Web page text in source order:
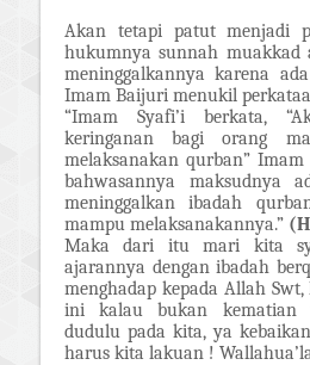
Akan tetapi patut menjadi
hukumnya sunnah muakkad
meninggalkannya karena
Imam Baijuri menukil
“Imam Syafi’i berkata,
keringanan bagi orang
melaksanakan qurban”
bahwasannya maksudnya
meninggalkan ibadah
mampu melaksanakannya.”
Maka dari itu mari kita
ajarannya dengan ibadah
menghadap kepada Allah
ini kalau bukan kematian
dudulu pada kita, ya
harus kita lakuan !